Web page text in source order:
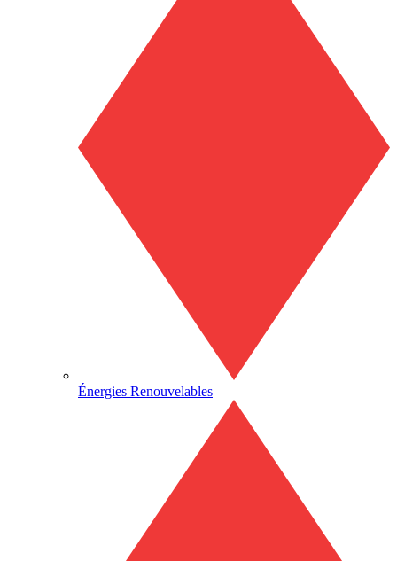
Énergies Renouvelables